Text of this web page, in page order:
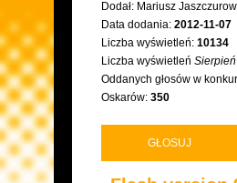
Dodał: Mariusz
Data dodania: 2012-11-07
Liczba wyświetleń: 10134
Liczba wyświetleń Sierpień
Oddanych głosów w
Oskarów: 350
GŁOSUJ